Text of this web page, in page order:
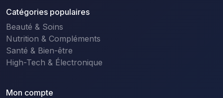
Catégories populaires
Beauté & Soins
Nutrition & Compléments
Santé & Bien-être
High-Tech & Électronique
Mon compte